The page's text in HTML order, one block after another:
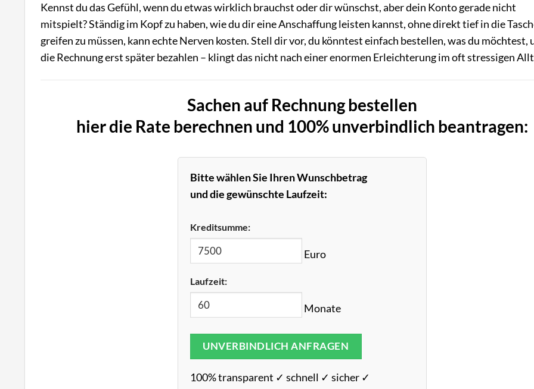
Kennst du das Gefühl, wenn du etwas wirklich brauchst oder dir wünschst, aber dein Konto gerade nicht
mitspielt? Ständig im Kopf zu haben, wie du dir eine Anschaffung leisten kannst, ohne direkt tief in die
greifen zu müssen, kann echte Nerven kosten. Stell dir vor, du könntest einfach bestellen, was du möchtest,
die Rechnung erst später bezahlen – klingt das nicht nach einer enormen Erleichterung im oft stressigen
Sachen auf Rechnung bestellen
hier die Rate berechnen und 100% unverbindlich beantragen:
Bitte wählen Sie Ihren Wunschbetrag
und die gewünschte Laufzeit:
Kreditsumme:
Euro
Laufzeit:
Monate
UNVERBINDLICH ANFRAGEN
100% transparent ✓ schnell ✓ sicher ✓